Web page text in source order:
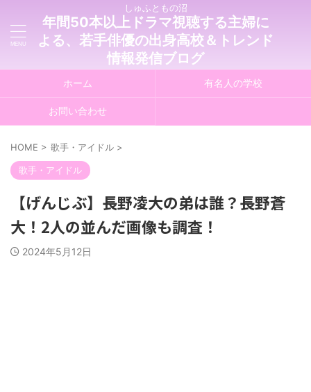
しゅふともの沼
年間50本以上ドラマ視聴する主婦に
よる、若手俳優の出身高校＆トレンド
情報発信ブログ
ホーム 有名人の学校
お問い合わせ
HOME > 歌手・アイドル >
歌手・アイドル
【げんじぶ】長野凌大の弟は誰？長野蒼
大！2人の並んだ画像も調査！
2024年5月12日